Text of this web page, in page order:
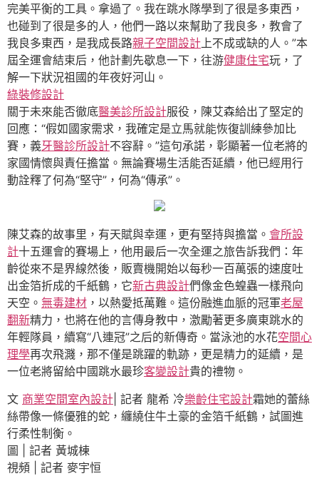
完美平衡的工具。拿過了。我在跳水隊學到了很是多東西，
也碰到了很是多的人，他們一路以來幫助了我良多，教會了
我良多東西，是我成長路親子空間設計 上不成或缺的人。”本
屆全運會結束后，他計劃先歇息一下，往游健康住宅玩，了
解一下狀況祖國的年夜好河山。
綠裝修設計
關于未來能否徹底醫美診所設計服役，陳艾森給出了堅定的
回應：“假如國家需求，我確定是立馬就能恢復訓練參加比
賽，義牙醫診所設計不容辭。”這句承諾，彰顯著一位老將的
家國情懷與責任擔當。無論賽場生活能否延續，他已經用行
動詮釋了何為“堅守”，何為“傳承”。
陳艾森的故事里，有天賦與幸運，更有堅持與擔當。 會所設
計十五運會的賽場上，他用最后一次全運之旅告訴我們：年
齡從來不是界線然後，販賣機開始以每秒一百萬張的速度吐
出金箔折成的千紙鶴，它新古典設計們像金色蝗蟲一樣飛向
天空。 無毒建材 ，以熱愛抵萬難。這份融進血脈的冠軍老屋
翻新精力，也將在他的言傳身教中，激勵著更多廣東跳水的
年輕隊員，續寫“八連冠”之后的新傳奇。當泳池的水花空間心
理學再次飛濺，那不僅是跳躍的軌跡，更是精力的延續，是
一位老將留給中國跳水最珍客變設計貴的禮物。
文 商業空間室內設計 | 記者 龍希 冷樂齡住宅設計霜她的蕾絲
絲帶像一條優雅的蛇，纏繞住牛土豪的金箔千紙鶴，試圖進
行柔性制衡。
圖 | 記者 黃城棟
視頻 | 記者 麥宇恒